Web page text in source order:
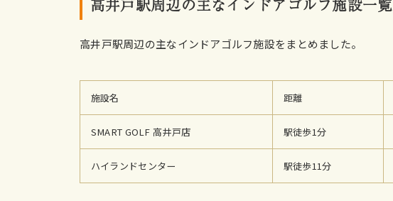
高井戸駅周辺の主なインドアゴルフ施設をまとめました。
施設名 距離
SMART GOLF 高井戸店 駅徒歩1分
ハイランドセンター 駅徒歩11分